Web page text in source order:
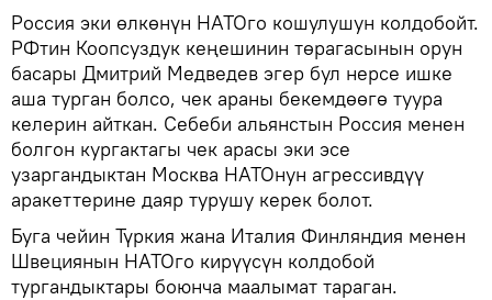
Россия эки өлкөнүн НАТОго кошулушун колдобойт.
РФтин Коопсуздук кеңешинин төрагасынын орун
басары Дмитрий Медведев эгер бул нерсе ишке
аша турган болсо, чек араны бекемдөөгө туура
келерин айткан. Себеби альянстын Россия менен
болгон кургактагы чек арасы эки эсе
узаргандыктан Москва НАТОнун агрессивдүү
аракеттерине даяр турушу керек болот.
Буга чейин Түркия жана Италия Финляндия менен
Швециянын НАТОго кирүүсүн колдобой
тургандыктары боюнча маалымат тараган.